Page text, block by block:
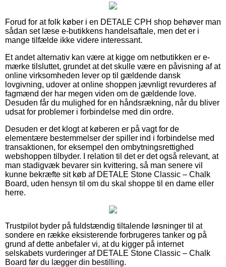
Forud for at folk køber i en DETALE CPH shop behøver man
sådan set læse e-butikkens handelsaftale, men det er i
mange tilfælde ikke videre interessant.
Et andet alternativ kan være at kigge om netbutikken er e-
mærke tilsluttet, grundet at det skulle være en påvisning af at
online virksomheden lever op til gældende dansk
lovgivning, udover at online shoppen jævnligt revurderes af
fagmænd der har megen viden om de gældende love.
Desuden får du mulighed for en håndsrækning, når du bliver
udsat for problemer i forbindelse med din ordre.
Desuden er det klogt at køberen er på vagt for de
elementære bestemmelser der spiller ind i forbindelse med
transaktionen, for eksempel den ombytningsrettighed
webshoppen tilbyder. I relation til det er det også relevant, at
man stadigvæk bevarer sin kvittering, så man senere vil
kunne bekræfte sit køb af DETALE Stone Classic – Chalk
Board, uden hensyn til om du skal shoppe til en dame eller
herre.
Trustpilot byder på fuldstændig tiltalende løsninger til at
sondere en række eksisterende forbrugeres tanker og på
grund af dette anbefaler vi, at du kigger på internet
selskabets vurderinger af DETALE Stone Classic – Chalk
Board før du lægger din bestilling.